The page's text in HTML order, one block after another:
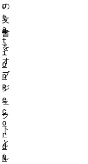
の
文
書
を
オ
ブ
ジ
ェ
ク
ト
と
し
u
t
a
t
i
o
n
R
e
c
o
r
d
N